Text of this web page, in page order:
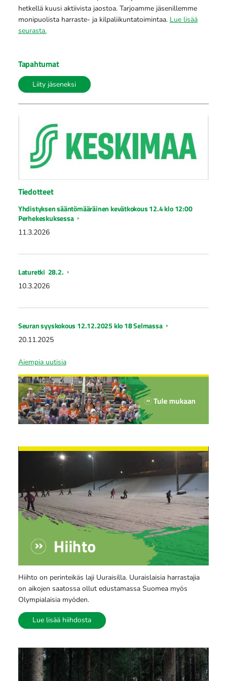
hetkellä kuusi aktiivista jaostoa. Tarjoamme jäsenillemme
monipuolista harraste- ja kilpaliikuntatoimintaa. Lue lisää
seurasta.
Tapahtumat
Liity jäseneksi
Tiedotteet
Yhdistyksen sääntömääräinen kevätkokous 12.4 klo 12:00
Perhekeskuksessa
11.3.2026
Laturetki 28.2.
10.3.2026
Seuran syyskokous 12.12.2025 klo 18 Selmassa
20.11.2025
Aiempia uutisia
Hiihto on perinteikäs laji Uuraisilla. Uuraislaisia harrastajia
on aikojen saatossa ollut edustamassa Suomea myös
Olympialaisia myöden.
Lue lisää hiihdosta